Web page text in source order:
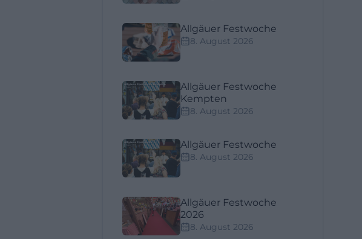
Allgäuer Festwoche
8. August 2026
Allgäuer Festwoche
Kempten
8. August 2026
Allgäuer Festwoche
8. August 2026
Allgäuer Festwoche
2026
8. August 2026